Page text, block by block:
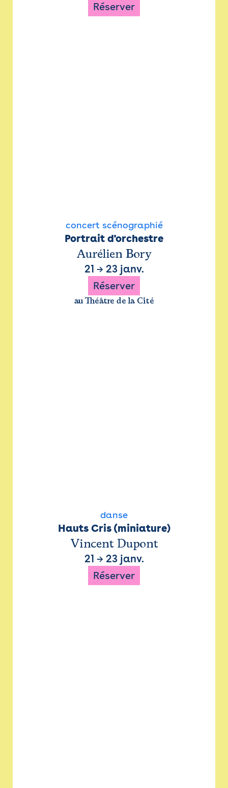
Réserver
concert scénographié
Portrait d'orchestre
Aurélien Bory
21 → 23 janv.
Réserver
au Théâtre de la Cité
danse
Hauts Cris (miniature)
Vincent Dupont
21 → 23 janv.
Réserver